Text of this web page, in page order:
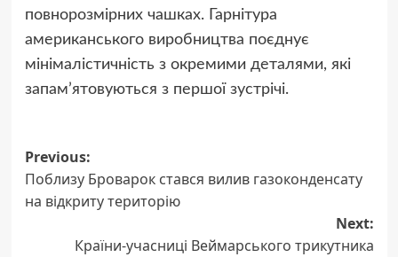
повнорозмірних чашках. Гарнітура
американського виробництва поєднує
мінімалістичність з окремими деталями, які
запам’ятовуються з першої зустрічі.
Post
navigation
Previous:
Поблизу Броварок стався вилив газоконденсату
на відкриту територію
Next:
Країни-учасниці Веймарського трикутника